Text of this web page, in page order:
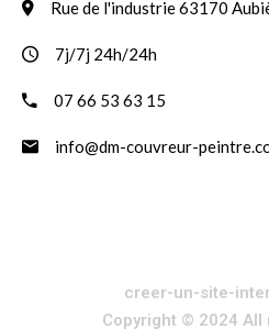
Rue de l'industrie 63170
7j/7j 24h/24h
07 66 53 63 15
info@dm-couvreur-
creer-un-site-
Copyright © 2024 All